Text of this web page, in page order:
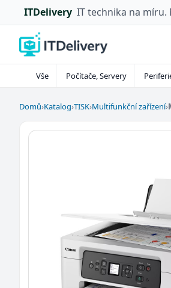
ITDelivery IT technika na míru.
Vše Počítače, Servery
Domů›Katalog›TISK›Multifunkční zařízení›